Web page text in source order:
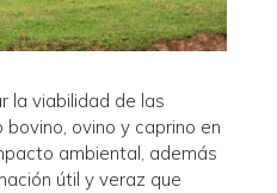
la viabilidad de las
ovino y caprino en
ambiental, además
útil y veraz que